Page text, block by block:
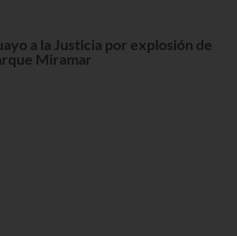
a la Justicia por explosión de
Miramar